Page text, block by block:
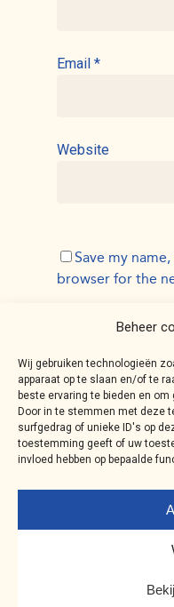
Beheer
Wij gebruiken technologieën
apparaat op te slaan en/of te
beste ervaring te bieden en
Door in te stemmen met deze
surfgedrag of unieke ID's op
toestemming geeft of uw
invloed hebben op bepaalde
Email *
Website
Save my
browser for the
© 2026 ABSOLUTE